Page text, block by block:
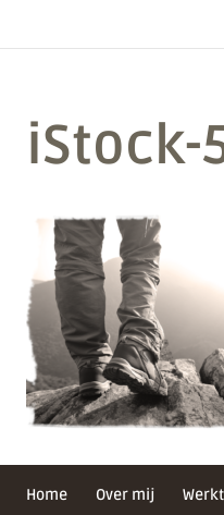
iStock-
Home Over mij